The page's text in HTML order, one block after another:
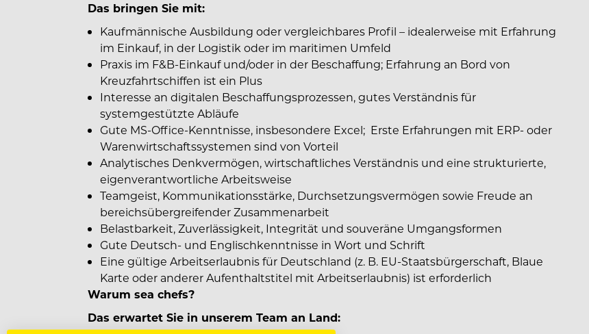
Das bringen Sie mit:
Kaufmännische Ausbildung oder vergleichbares Profil – idealerweise mit Erfahrung
im Einkauf, in der Logistik oder im maritimen Umfeld
Praxis im F&B-Einkauf und/oder in der Beschaffung; Erfahrung an Bord von
Kreuzfahrtschiffen ist ein Plus
Interesse an digitalen Beschaffungsprozessen, gutes Verständnis für
systemgestützte Abläufe
Gute MS-Office-Kenntnisse, insbesondere Excel; Erste Erfahrungen mit ERP- oder
Warenwirtschaftssystemen sind von Vorteil
Analytisches Denkvermögen, wirtschaftliches Verständnis und eine strukturierte,
eigenverantwortliche Arbeitsweise
Teamgeist, Kommunikationsstärke, Durchsetzungsvermögen sowie Freude an
bereichsübergreifender Zusammenarbeit
Belastbarkeit, Zuverlässigkeit, Integrität und souveräne Umgangsformen
Gute Deutsch- und Englischkenntnisse in Wort und Schrift
Eine gültige Arbeitserlaubnis für Deutschland (z. B. EU-Staatsbürgerschaft, Blaue
Karte oder anderer Aufenthaltstitel mit Arbeitserlaubnis) ist erforderlich
Warum sea chefs?
Das erwartet Sie in unserem Team an Land: